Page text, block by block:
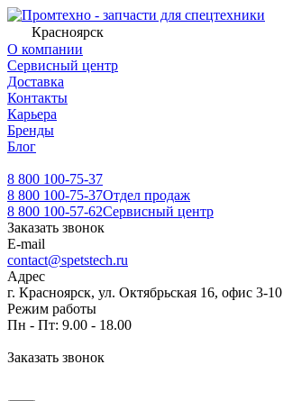
Красноярск
О компании
Сервисный центр
Доставка
Контакты
Карьера
Бренды
Блог
8 800 100-75-37
8 800 100-75-37Отдел продаж
8 800 100-57-62Сервисный центр
Заказать звонок
E-mail
contact@spetstech.ru
Адрес
г. Красноярск, ул. Октябрьская 16, офис 3-10
Режим работы
Пн - Пт: 9.00 - 18.00
Заказать звонок